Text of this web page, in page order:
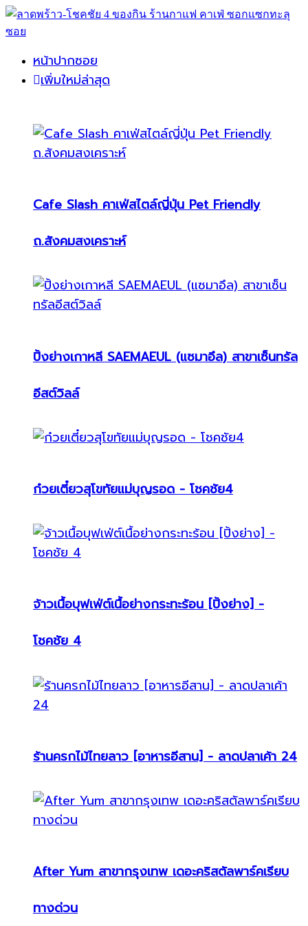
หน้าปากซอย
เพิ่มใหม่ล่าสุด
Cafe Slash คาเฟ่สไตล์ญี่ปุ่น Pet Friendly
ถ.สังคมสงเคราะห์
ปิ้งย่างเกาหลี SAEMAEUL (แซมาอึล) สาขาเซ็นทรัล
อีสต์วิลล์
ก๋วยเตี๋ยวสุโขทัยแม่บุญรอด - โชคชัย4
จ้าวเนื้อบุฟเฟ่ต์เนื้อย่างกระทะร้อน [ปิ้งย่าง] -
โชคชัย 4
ร้านครกไม้ไทยลาว [อาหารอีสาน] - ลาดปลาเค้า 24
After Yum สาขากรุงเทพ เดอะคริสตัลพาร์คเรียบ
ทางด่วน